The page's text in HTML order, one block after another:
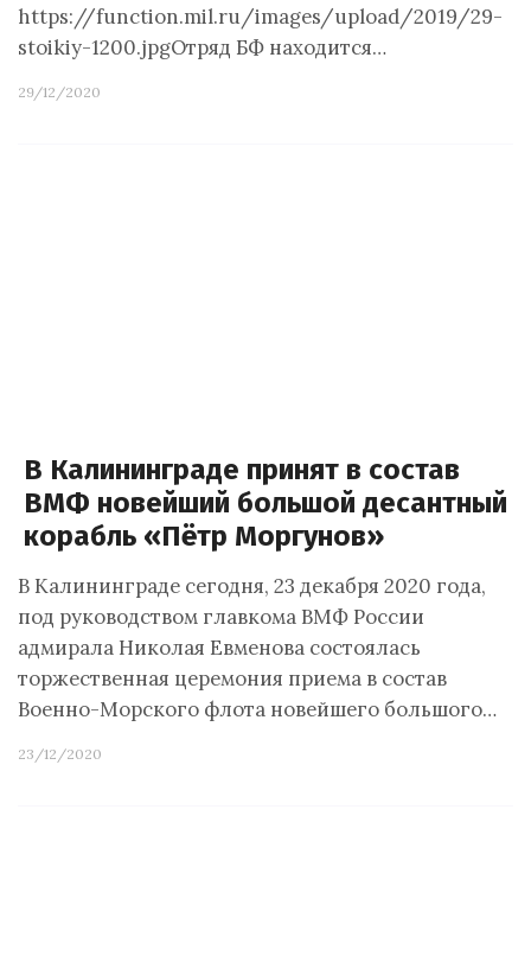
https://function.mil.ru/images/upload/2019/29-
stoikiy-1200.jpgОтряд БФ находится…
29/12/2020
В Калининграде принят в состав
ВМФ новейший большой десантный
корабль «Пётр Моргунов»
В Калининграде сегодня, 23 декабря 2020 года,
под руководством главкома ВМФ России
адмирала Николая Евменова состоялась
торжественная церемония приема в состав
Военно-Морского флота новейшего большого…
23/12/2020